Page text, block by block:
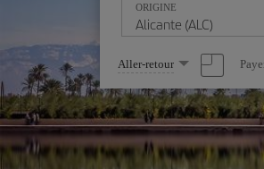
ORIGINE
Sélectionnez
une
option
Aller-retour